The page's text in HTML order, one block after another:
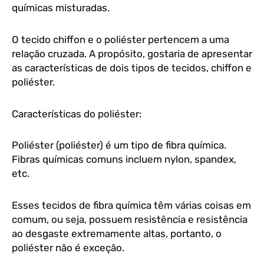
químicas misturadas.
O tecido chiffon e o poliéster pertencem a uma
relação cruzada. A propósito, gostaria de apresentar
as características de dois tipos de tecidos, chiffon e
poliéster.
Características do poliéster:
Poliéster (poliéster) é um tipo de fibra química.
Fibras químicas comuns incluem nylon, spandex,
etc.
Esses tecidos de fibra química têm várias coisas em
comum, ou seja, possuem resistência e resistência
ao desgaste extremamente altas, portanto, o
poliéster não é exceção.